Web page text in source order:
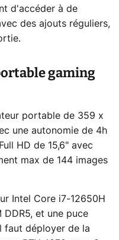
d'accéder à de
des ajouts réguliers,
gaming
portable de 359 x
une autonomie de 4h
HD de 15,6" avec
max de 144 images
Intel Core i7-12650H
DDR5, et une puce
faut déployer de la